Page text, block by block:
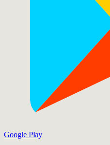
Google Play